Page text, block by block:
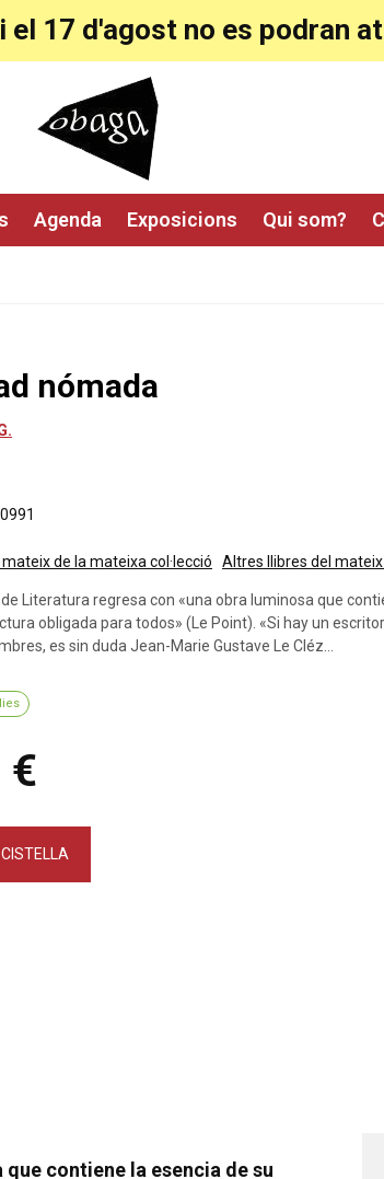
17 d'agost no es podran
Agenda Exposicions Qui som?
nómada
de la mateixa col·lecció Altres llibres del
de Literatura regresa con «una obra luminosa que
obligada para todos» (Le Point). «Si hay un
es sin duda Jean-Marie Gustave Le Cléz...
€
contiene la esencia de su